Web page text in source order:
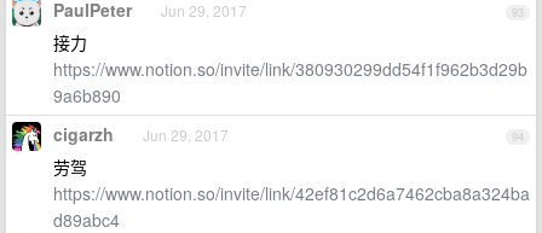
93
PaulPeter Jun 29, 2017
接力
https://www.notion.so/invite/link/380930299dd54f1f962b3d29b
9a6b890
94
cigarzh Jun 29, 2017
劳驾
https://www.notion.so/invite/link/42ef81c2d6a7462cba8a324ba
d89abc4